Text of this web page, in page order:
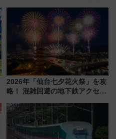
ケジュール 夜風とビール、映画
を満喫！
2026年「仙台七夕花火祭」を攻
略！ 混雑回避の地下鉄アクセス
火前に楽しむ仙台観光ルートま
で解説！